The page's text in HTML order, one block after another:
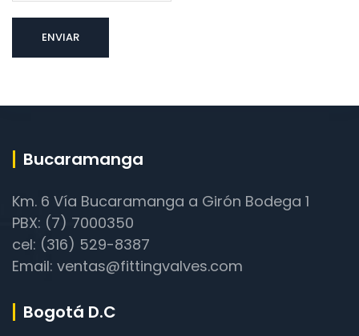
Bucaramanga
Km. 6 Vía Bucaramanga a Girón Bodega 1
PBX: (7) 7000350
cel: (316) 529-8387
Email: ventas@fittingvalves.com
Bogotá D.C